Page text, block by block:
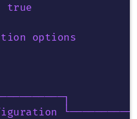
true
options